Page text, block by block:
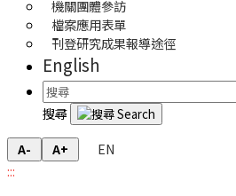
機關團體參訪
檔案應用表單
刊登研究成果報導途徑
English
搜尋
A- A+
EN
:::